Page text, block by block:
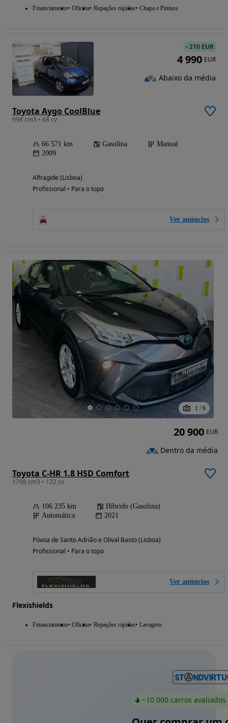
Financiamento Oficina Repações rápidas Chapa e Pintura
Toyota Aygo CoolBlue
998 cm3 • 68 cv
66 571 km Gasolina
Manual
2009
Alfragide (Lisboa)
Profissional • Para o topo
Ver anúncios
-210 EUR
4 990 EUR
Abaixo da média
1 / 6
Toyota C-HR 1.8 HSD Comfort
1798 cm3 • 122 cv
106 235 km
Híbrido (Gasolina)
Automática
2021
Póvoa de Santo Adrião e Olival Basto (Lisboa)
Profissional • Para o topo
Ver anúncios
Flexishields
Financiamento Oficina Repações rápidas Lavagem
20 900 EUR
Dentro da média
~10 000 carros